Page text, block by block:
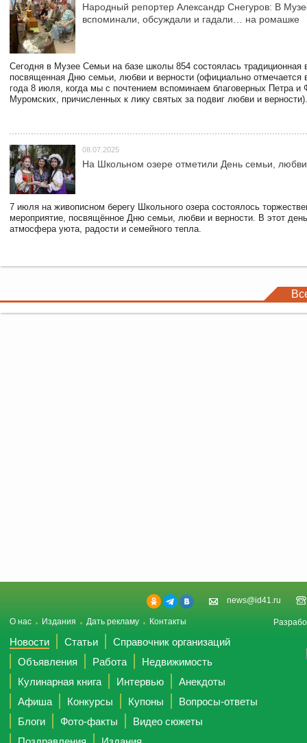
Народный репортер Александр Снегуров: В
вспоминали, обсуждали и гадали… на ромашке
Сегодня в Музее Семьи на базе школы 854 состоялась традиционная
посвященная Дню семьи, любви и верности (официально отмечается
года 8 июля, когда мы с почтением вспоминаем благоверных Петра и
Муромских, причисленных к лику святых за подвиг любви и верности).
08.07.2025
На Школьном озере отметили День семьи,
7 июля на живописном берегу Школьного озера состоялось
мероприятие, посвящённое Дню семьи, любви и верности. В этот
атмосфера уюта, радости и семейного тепла.
news@id41.ru
О нас Издания Дать рекламу Контакты
Новости Статьи
Справочник организаций
Объявления
Работа
Недвижимость
Кулинарная книга
Интервью
Анекдоты
Афиша
Конкурсы Купоны
Вопросы-ответы
Блоги
Фото-факты
Видео сюжеты